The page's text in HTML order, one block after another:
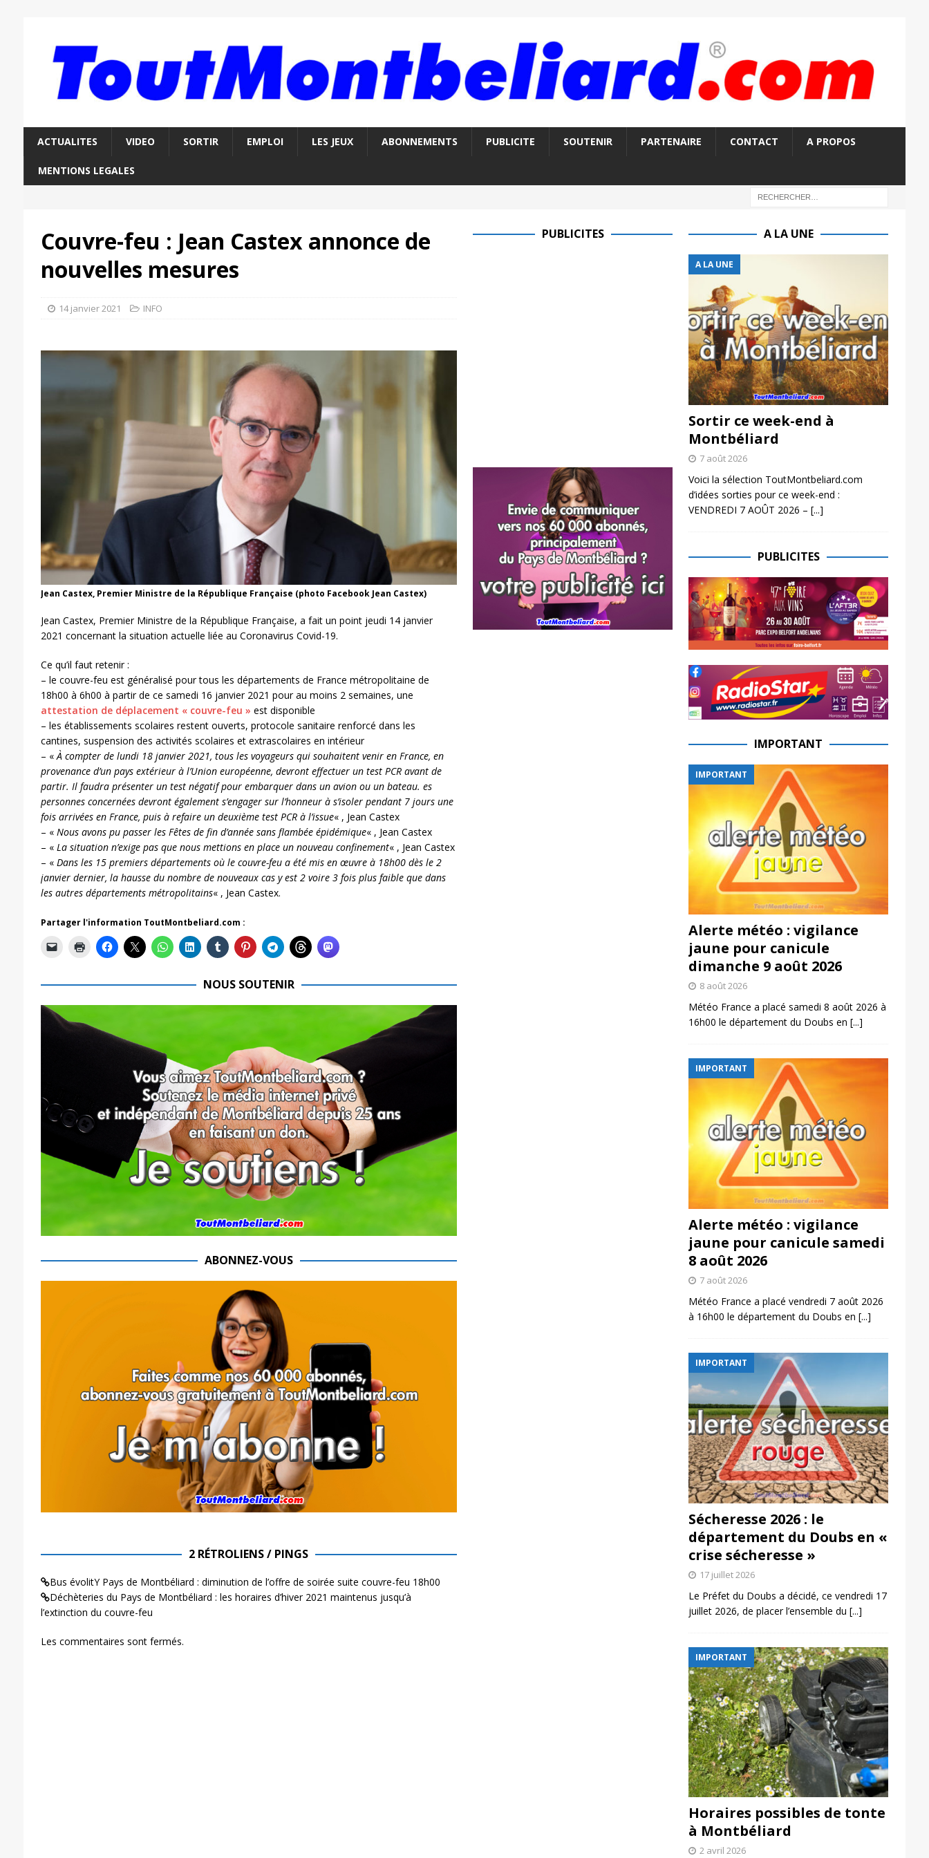
ACTUALITES VIDEO SORTIR EMPLOI LES JEUX ABONNEMENTS PUBLICITE SOUTENIR PARTENAIRE CONTACT A PROPOS
MENTIONS LEGALES
Couvre-feu : Jean Castex annonce de
nouvelles mesures
14 janvier 2021 INFO
Jean Castex, Premier Ministre de la République Française (photo Facebook Jean Castex)
Jean Castex, Premier Ministre de la République Française, a fait un point jeudi 14 janvier
2021 concernant la situation actuelle liée au Coronavirus Covid-19.
Ce qu’il faut retenir :
– le couvre-feu est généralisé pour tous les départements de France métropolitaine de
18h00 à 6h00 à partir de ce samedi 16 janvier 2021 pour au moins 2 semaines, une
attestation de déplacement « couvre-feu » est disponible
– les établissements scolaires restent ouverts, protocole sanitaire renforcé dans les
cantines, suspension des activités scolaires et extrascolaires en intérieur
– « À compter de lundi 18 janvier 2021, tous les voyageurs qui souhaitent venir en France, en
provenance d’un pays extérieur à l’Union européenne, devront effectuer un test PCR avant de
partir. Il faudra présenter un test négatif pour embarquer dans un avion ou un bateau. es
personnes concernées devront également s’engager sur l’honneur à s’isoler pendant 7 jours une
fois arrivées en France, puis à refaire un deuxième test PCR à l’issue« , Jean Castex
– « Nous avons pu passer les Fêtes de fin d’année sans flambée épidémique« , Jean Castex
– « La situation n’exige pas que nous mettions en place un nouveau confinement« , Jean Castex
– « Dans les 15 premiers départements où le couvre-feu a été mis en œuvre à 18h00 dès le 2
janvier dernier, la hausse du nombre de nouveaux cas y est 2 voire 3 fois plus faible que dans
les autres départements métropolitains« , Jean Castex.
Partager l'information ToutMontbeliard.com :
NOUS SOUTENIR
ABONNEZ-VOUS
2 RÉTROLIENS / PINGS
Bus évolitY Pays de Montbéliard : diminution de l’offre de soirée suite couvre-feu 18h00
Déchèteries du Pays de Montbéliard : les horaires d’hiver 2021 maintenus jusqu’à
l’extinction du couvre-feu
Les commentaires sont fermés.
PUBLICITES A LA UNE
A LA UNE
Sortir ce week-end à
Montbéliard
7 août 2026
Voici la sélection ToutMontbeliard.com
d’idées sorties pour ce week-end :
VENDREDI 7 AOÛT 2026 – [...]
PUBLICITES
IMPORTANT
IMPORTANT
Alerte météo : vigilance
jaune pour canicule
dimanche 9 août 2026
8 août 2026
Météo France a placé samedi 8 août 2026 à
16h00 le département du Doubs en [...]
IMPORTANT
Alerte météo : vigilance
jaune pour canicule samedi
8 août 2026
7 août 2026
Météo France a placé vendredi 7 août 2026
à 16h00 le département du Doubs en [...]
IMPORTANT
Sécheresse 2026 : le
département du Doubs en «
crise sécheresse »
17 juillet 2026
Le Préfet du Doubs a décidé, ce vendredi 17
juillet 2026, de placer l’ensemble du [...]
IMPORTANT
Horaires possibles de tonte
à Montbéliard
2 avril 2026